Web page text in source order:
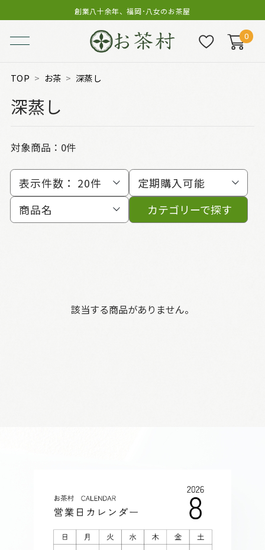
創業八十余年、福岡･八女のお茶屋
0
TOP お茶 深蒸し
深蒸し
対象商品：0件
表示件数： 20件
定期購入可能
商品名
カテゴリーで探す
該当する商品がありません。